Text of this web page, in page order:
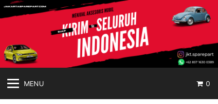
Langsung
ke
jakartasparepart
Online
MENU 0